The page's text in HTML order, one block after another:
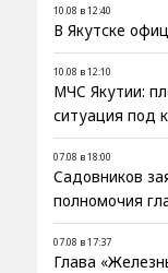
10.08 в 12:40
В Якутске
10.08 в 12:10
МЧС Якутии:
ситуация под
07.08 в 18:00
Садовников
полномочия
07.08 в 17:37
Глава